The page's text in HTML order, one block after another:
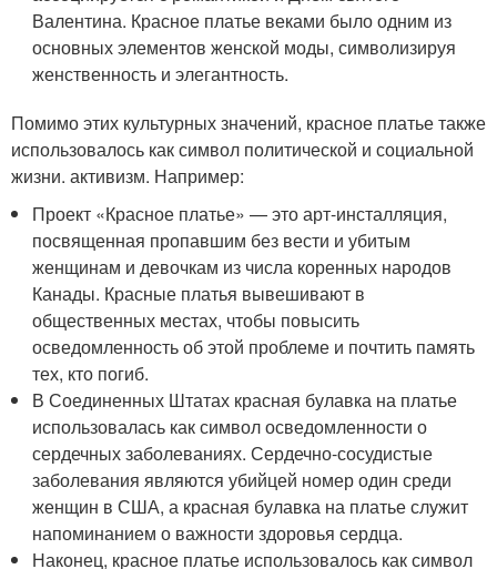
Валентина. Красное платье веками было одним из
основных элементов женской моды, символизируя
женственность и элегантность.
Помимо этих культурных значений, красное платье также
использовалось как символ политической и социальной
жизни. активизм. Например:
Проект «Красное платье» — это арт-инсталляция,
посвященная пропавшим без вести и убитым
женщинам и девочкам из числа коренных народов
Канады. Красные платья вывешивают в
общественных местах, чтобы повысить
осведомленность об этой проблеме и почтить память
тех, кто погиб.
В Соединенных Штатах красная булавка на платье
использовалась как символ осведомленности о
сердечных заболеваниях. Сердечно-сосудистые
заболевания являются убийцей номер один среди
женщин в США, а красная булавка на платье служит
напоминанием о важности здоровья сердца.
Наконец, красное платье использовалось как символ